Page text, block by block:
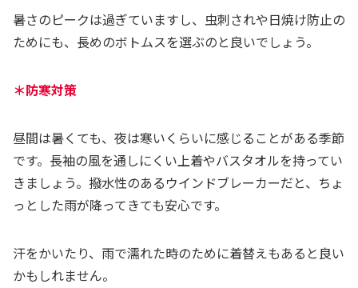
暑さのピークは過ぎていますし、虫刺されや日焼け防止の
ためにも、長めのボトムスを選ぶのと良いでしょう。
＊防寒対策
昼間は暑くても、夜は寒いくらいに感じることがある季節
です。長袖の風を通しにくい上着やバスタオルを持ってい
きましょう。撥水性のあるウインドブレーカーだと、ちょ
っとした雨が降ってきても安心です。
汗をかいたり、雨で濡れた時のために着替えもあると良い
かもしれません。